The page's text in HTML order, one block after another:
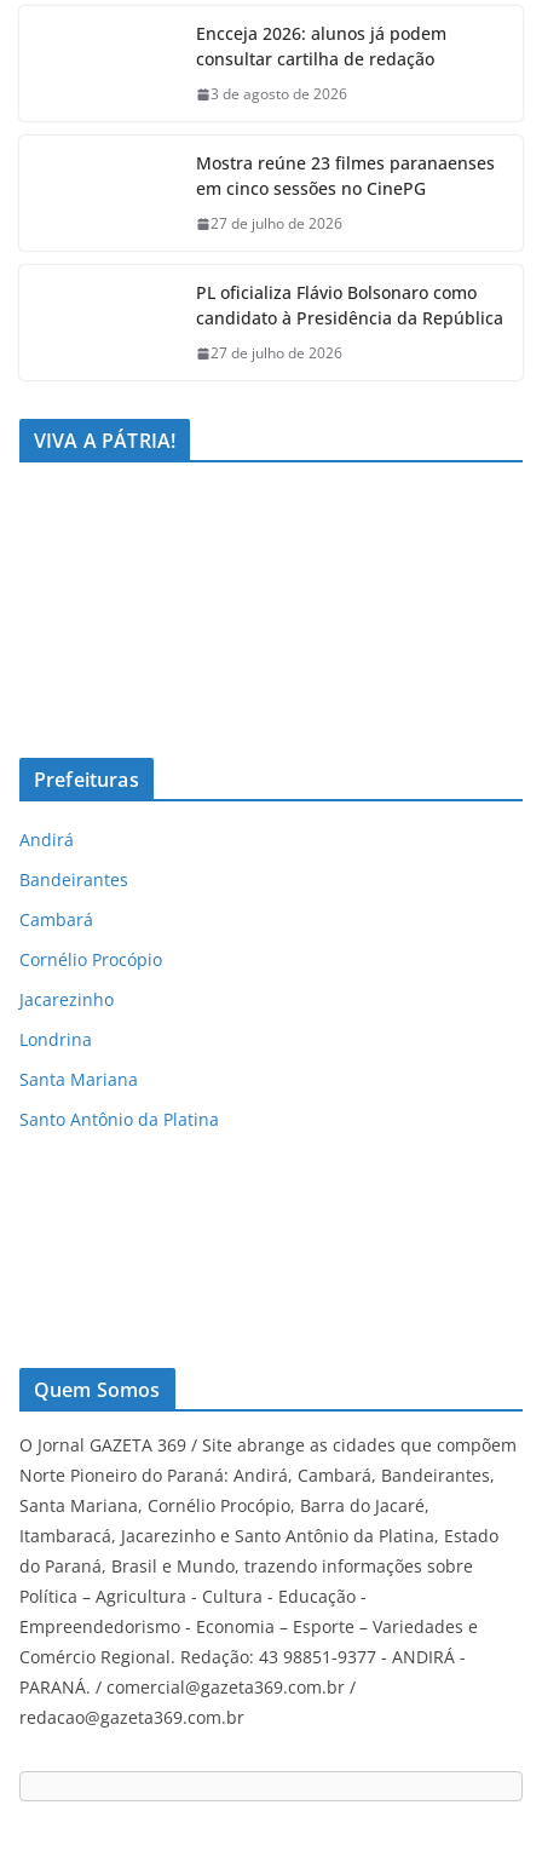
Encceja 2026: alunos já podem
consultar cartilha de redação
3 de agosto de 2026
Mostra reúne 23 filmes paranaenses
em cinco sessões no CinePG
27 de julho de 2026
PL oficializa Flávio Bolsonaro como
candidato à Presidência da República
27 de julho de 2026
VIVA A PÁTRIA!
Prefeituras
Andirá
Bandeirantes
Cambará
Cornélio Procópio
Jacarezinho
Londrina
Santa Mariana
Santo Antônio da Platina
Quem Somos
O Jornal GAZETA 369 / Site abrange as cidades que compõem
Norte Pioneiro do Paraná: Andirá, Cambará, Bandeirantes,
Santa Mariana, Cornélio Procópio, Barra do Jacaré,
Itambaracá, Jacarezinho e Santo Antônio da Platina, Estado
do Paraná, Brasil e Mundo, trazendo informações sobre
Política – Agricultura - Cultura - Educação -
Empreendedorismo - Economia – Esporte – Variedades e
Comércio Regional. Redação: 43 98851-9377 - ANDIRÁ -
PARANÁ. / comercial@gazeta369.com.br /
redacao@gazeta369.com.br